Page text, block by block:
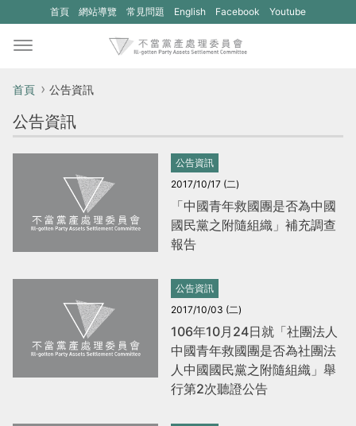
首頁 網站導覽 常見問題 English
(另
開
啟
一
個
網
不
當
黨
Facebook
(另
一
個
不
當
Youtube
首頁 公告資訊
公告資訊
公告資訊
2017/10/17 (二)
「中國青年救國團是否為中國
國民黨之附隨組織」補充調查
報告
公告資訊
2017/10/03 (二)
106年10月24日就「社團法人
中國青年救國團是否為社團法
人中國國民黨之附隨組織」舉
行第2次聽證公告